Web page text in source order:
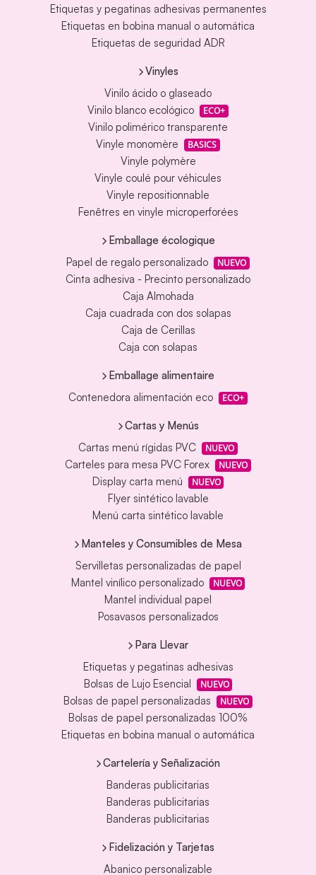
Etiquetas y pegatinas adhesivas permanentes
Etiquetas en bobina manual o automática
Etiquetas de seguridad ADR
Vinyles
Vinilo ácido o glaseado
Vinilo blanco ecológico
ECO+
Vinilo polimérico transparente
Vinyle monomère
BASICS
Vinyle polymère
Vinyle coulé pour véhicules
Vinyle repositionnable
Fenêtres en vinyle microperforées
Emballage écologique
Papel de regalo personalizado
NUEVO
Cinta adhesiva - Precinto personalizado
Caja Almohada
Caja cuadrada con dos solapas
Caja de Cerillas
Caja con solapas
Emballage alimentaire
Contenedora alimentación eco
ECO+
Cartas y Menús
Cartas menú rígidas PVC
NUEVO
Carteles para mesa PVC Forex NUEVO
Display carta menú NUEVO
Flyer sintético lavable
Menú carta sintético lavable
Manteles y Consumibles de Mesa
Servilletas personalizadas de papel
Mantel vinílico personalizado
NUEVO
Mantel individual papel
Posavasos personalizados
Para Llevar
Etiquetas y pegatinas adhesivas
Bolsas de Lujo Esencial
NUEVO
Bolsas de papel personalizadas NUEVO
Bolsas de papel personalizadas 100%
Etiquetas en bobina manual o automática
Cartelería y Señalización
Banderas publicitarias
Banderas publicitarias
Banderas publicitarias
Fidelización y Tarjetas
Abanico personalizable